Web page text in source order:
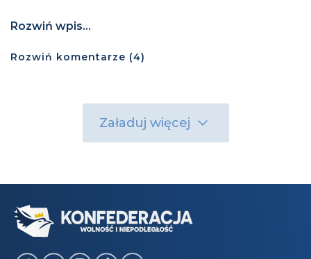
Rozwiń wpis...
Rozwiń komentarze (4)
Załaduj więcej